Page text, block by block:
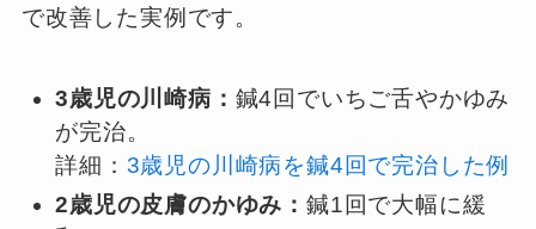
で改善した実例です。
3歳児の川崎病： 鍼4回でいちご舌やかゆみ
が完治。
詳細： 3歳児の川崎病を鍼4回で完治した例
2歳児の皮膚のかゆみ： 鍼1回で大幅に緩